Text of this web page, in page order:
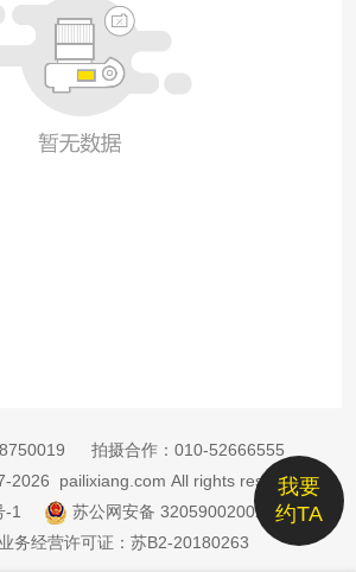
我要
约TA
拍摄合作： 010-52666555
2026 pailixiang.com All rights reserved
-1
苏公网安备 32059002002885号
务经营许可证：苏B2-20180263